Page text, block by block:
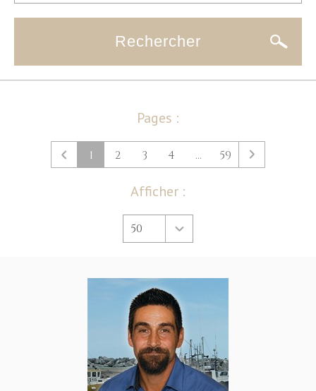
Pages :
1 2 3 4 ... 59
Afficher :